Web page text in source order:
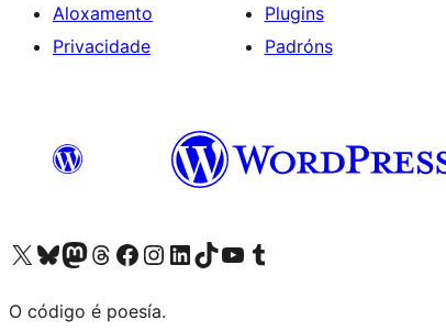
Aloxamento
Privacidade
Plugins
Padróns
Visita la cuenta de X (anteriormente Twitter)
Visita a nosa conta de Bluesky
Visita a nosa conta de Mastodon
Visita a nosa conta de Threads
Visita a nosa páxina de Facebook
Visita a nosa conta de Instagram
Visita a nosa conta de LinkedIn
Visita a nosa conta de TikTok
Visita a nosa canle de YouTube
Visita a nosa conta de Tumblr
O código é poesía.